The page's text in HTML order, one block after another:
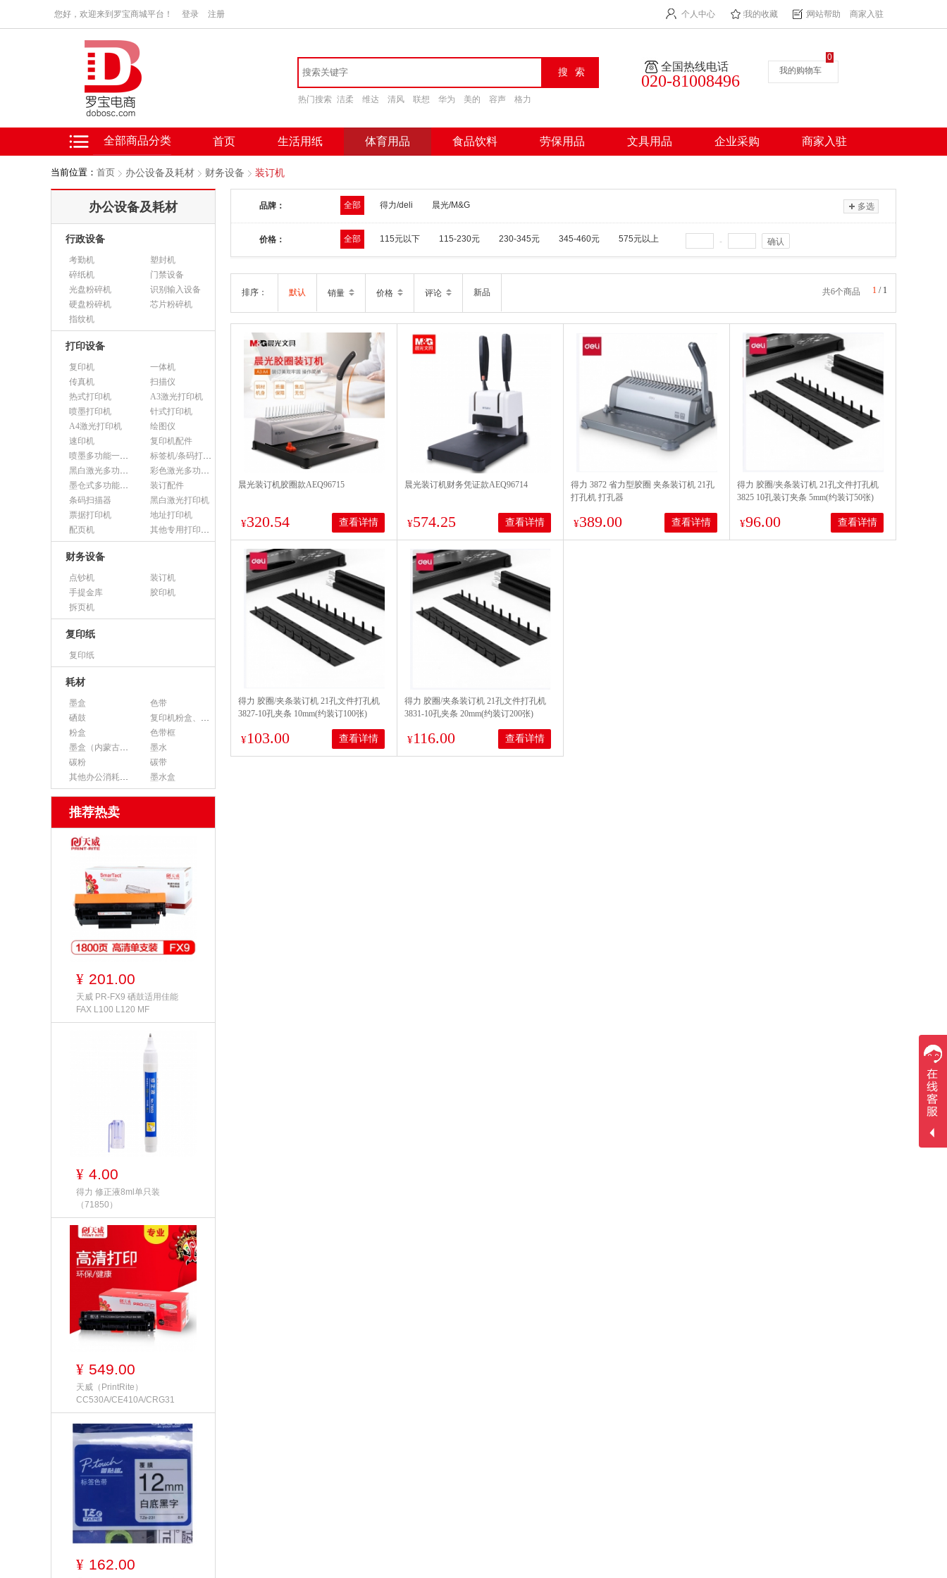
您好，欢迎来到罗宝商城平台！ 登录 注册 个人中心 我的收藏 网站帮助 商家入驻
热门搜索 洁柔 维达 清风 联想 华为 美的 容声 格力
全国热线电话
020-81008496
我的购物车
0
全部商品分类 首页 生活用纸 体育用品 食品饮料 劳保用品 文具用品 企业采购 商家入驻
当前位置： 首页 办公设备及耗材 财务设备 装订机
办公设备及耗材
行政设备
考勤机
塑封机
碎纸机
门禁设备
光盘粉碎机
识别输入设备
硬盘粉碎机
芯片粉碎机
指纹机
打印设备
复印机
一体机
传真机
扫描仪
热式打印机
A3激光打印机
喷墨打印机
针式打印机
A4激光打印机
绘图仪
速印机
复印机配件
喷墨多功能一体机
标签机/条码打印机
黑白激光多功能一体机
彩色激光多功能一体机
墨仓式多功能一体机
装订配件
条码扫描器
黑白激光打印机
票据打印机
地址打印机
配页机
其他专用打印设备
财务设备
点钞机
装订机
手提金库
胶印机
拆页机
复印纸
复印纸
耗材
墨盒
色带
硒鼓
复印机粉盒、墨粉
粉盒
色带框
墨盒（内蒙古专用）
墨水
碳粉
碳带
其他办公消耗用品
墨水盒
推荐热卖
¥ 201.00
天威 PR-FX9 硒鼓适用佳能
FAX L100 L120 MF
¥ 4.00
得力 修正液8ml单只装
（71850）
¥ 549.00
天威（PrintRite）
CC530A/CE410A/CRG31
¥ 162.00
品牌： 全部 得力/deli 晨光/M&G 多选
价格： 全部 115元以下 115-230元 230-345元 345-460元 575元以上 - 确认
排序： 默认 销量 价格 评论 新品 共6个商品 1 / 1
晨光装订机胶圈款AEQ96715
¥320.54 查看详情
晨光装订机财务凭证款AEQ96714
¥574.25 查看详情
得力 3872 省力型胶圈 夹条装订机 21孔
打孔机 打孔器
¥389.00 查看详情
得力 胶圈/夹条装订机 21孔文件打孔机
3825 10孔装订夹条 5mm(约装订50张)
¥96.00 查看详情
得力 胶圈/夹条装订机 21孔文件打孔机
3827-10孔夹条 10mm(约装订100张)
¥103.00 查看详情
得力 胶圈/夹条装订机 21孔文件打孔机
3831-10孔夹条 20mm(约装订200张)
¥116.00 查看详情